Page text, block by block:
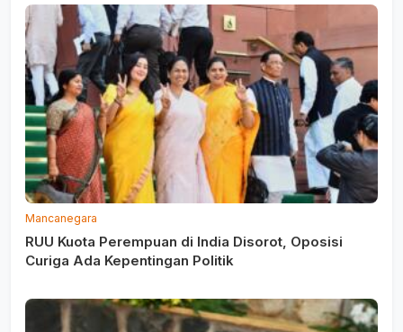
Mancanegara
RUU Kuota Perempuan di India Disorot, Oposisi
Curiga Ada Kepentingan Politik